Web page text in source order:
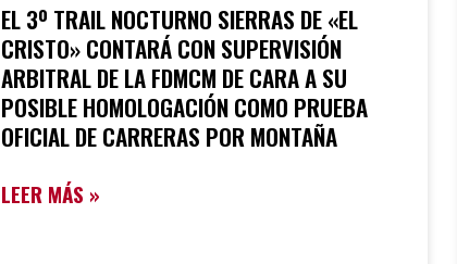
EL 3º TRAIL NOCTURNO SIERRAS DE «EL
CRISTO» CONTARÁ CON SUPERVISIÓN
ARBITRAL DE LA FDMCM DE CARA A SU
POSIBLE HOMOLOGACIÓN COMO PRUEBA
OFICIAL DE CARRERAS POR MONTAÑA
LEER MÁS »